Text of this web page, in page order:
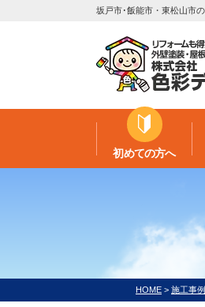
坂戸市･飯能市・東松山市
初めての方へ
HOME > 施工事例